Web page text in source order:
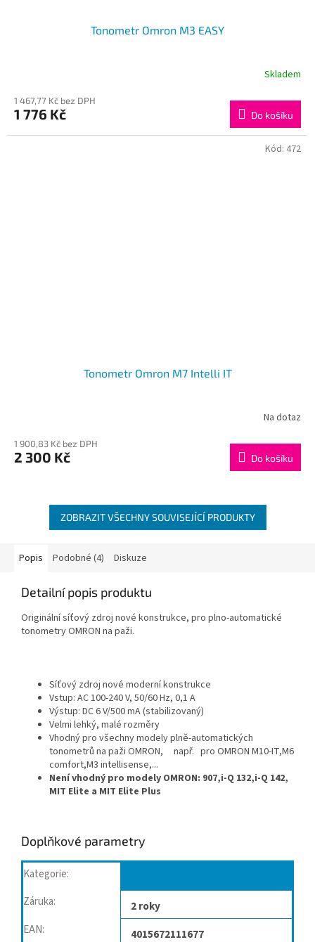
Tonometr Omron M3 EASY
Skladem
1 467,77 Kč bez DPH
1 776 Kč Do košíku
Tonometr Omron M7 Intelli IT
Na dotaz
1 900,83 Kč bez DPH
2 300 Kč Do košíku
Kód: 472
ZOBRAZIT VŠECHNY SOUVISEJÍCÍ PRODUKTY
Popis Podobné (4) Diskuze
Detailní popis produktu
Originálnísíťový zdroj nové konstrukce, pro plno-automatické
tonometry OMRON na paži.
Síťový zdroj nové moderní konstrukce
Vstup: AC 100-240 V, 50/60 Hz, 0,1 A
Výstup: DC 6 V/500 mA (stabilizovaný)
Velmi lehký, malé rozměry
Vhodný pro všechny modely plně-automatických
tonometrů na paži OMRON, např. pro OMRON M10-IT,M6
comfort,M3 intellisense,...
Není vhodný pro modely OMRON: 907,i-Q 132,i-Q 142,
MIT Elite a MIT Elite Plus
Doplňkové parametry
Kategorie:
Záruka:
2 roky
EAN:
4015672111677